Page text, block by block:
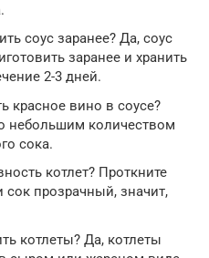
соус заранее? Да, соус
заранее и хранить
2-3 дней.
красное вино в соусе?
небольшим количеством
сока.
котлет? Проткните
сок прозрачный, значит,
котлеты? Да, котлеты